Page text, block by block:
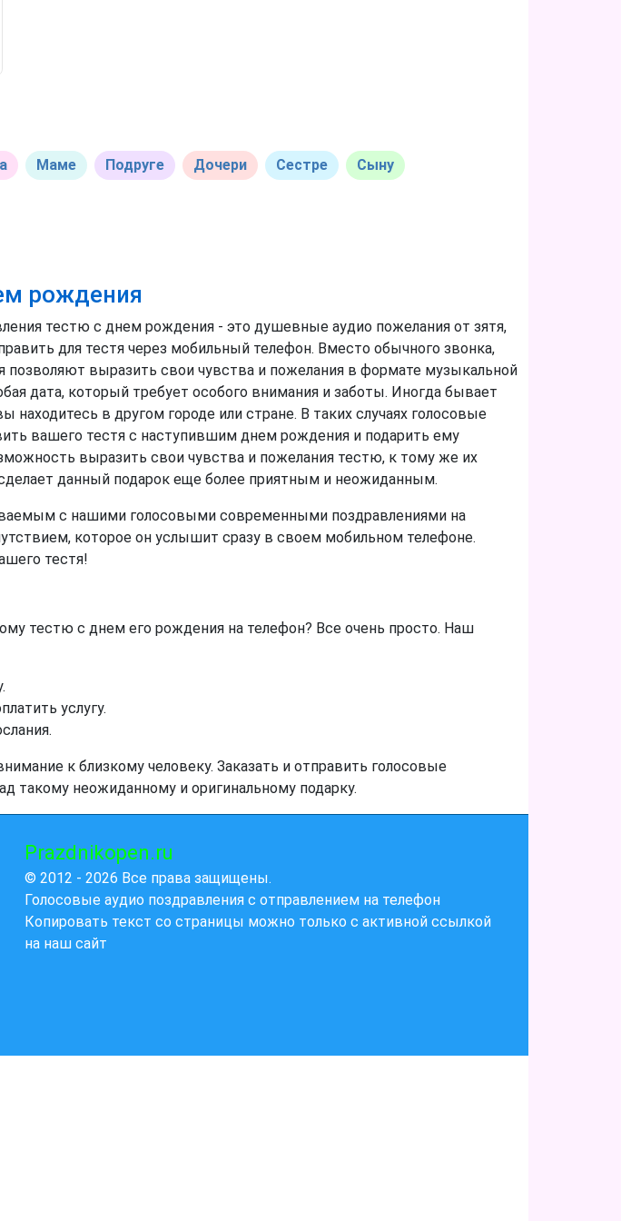
Маме Подруге Дочери Сестре Сыну
рождения
тестю с днем рождения - это душевные аудио пожелания от зятя,
для тестя через мобильный телефон. Вместо обычного звонка,
позволяют выразить свои чувства и пожелания в формате музыкальной
дата, который требует особого внимания и заботы. Иногда бывает
находитесь в другом городе или стране. В таких случаях голосовые
вашего тестя с наступившим днем рождения и подарить ему
выразить свои чувства и пожелания тестю, к тому же их
данный подарок еще более приятным и неожиданным.
с нашими голосовыми современными поздравлениями на
которое он услышит сразу в своем мобильном телефоне.
тестя!
тестю с днем его рождения на телефон? Все очень просто. Наш
услугу.
к близкому человеку. Заказать и отправить голосовые
такому неожиданному и оригинальному подарку.
Prazdnikopen.ru
© 2012 - 2026 Все права защищены.
Голосовые аудио поздравления с отправлением на телефон
Копировать текст со страницы можно только с активной ссылкой
на наш сайт